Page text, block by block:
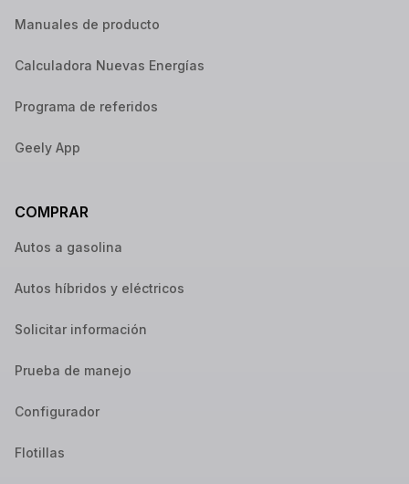
Manuales de producto
Calculadora Nuevas Energías
Programa de referidos
Geely App
COMPRAR
Autos a gasolina
Autos híbridos y eléctricos
Solicitar información
Prueba de manejo
Configurador
Flotillas